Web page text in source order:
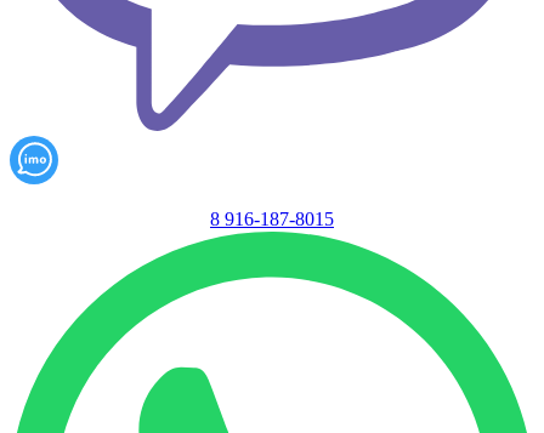
8 916-187-8015